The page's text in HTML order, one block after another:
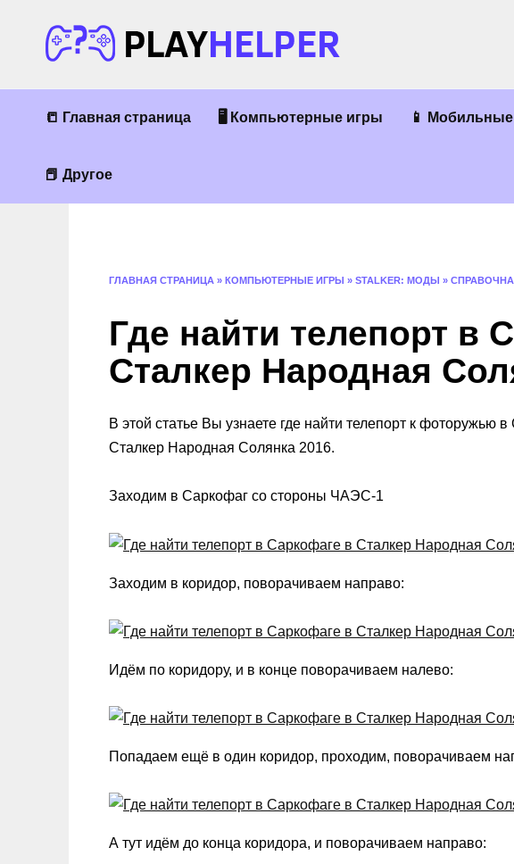
содержанию
📒 Главная страница 🖥 Компьютерные игры 📱
📕 Другое
ГЛАВНАЯ СТРАНИЦА » КОМПЬЮТЕРНЫЕ ИГРЫ » STALKER: МОДЫ »
Где найти телепорт в
Сталкер Народная
В этой статье Вы узнаете где найти телепорт к фоторужью
Сталкер Народная Солянка 2016.
Заходим в Саркофаг со стороны ЧАЭС-1
Заходим в коридор, поворачиваем направо:
Идём по коридору, и в конце поворачиваем налево:
Попадаем ещё в один коридор, проходим, поворачиваем
А тут идём до конца коридора, и поворачиваем направо: